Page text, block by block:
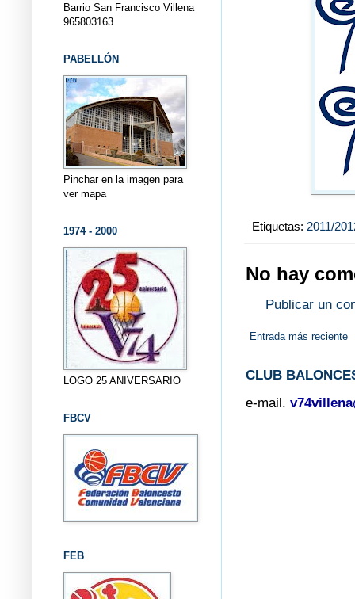
Etiquetas: 2011/
No hay
Publicar un
Entrada más reciente
CLUB
e-mail.
Barrio San Francisco Villena
965803163
PABELLÓN
Pinchar en la imagen para
ver mapa
1974 - 2000
LOGO 25 ANIVERSARIO
FBCV
FEB